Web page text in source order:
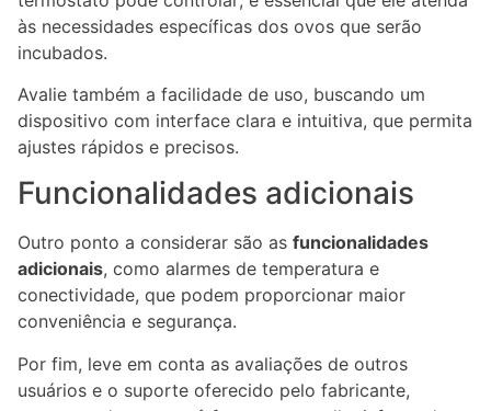
às necessidades específicas dos ovos que serão
incubados.
Avalie também a facilidade de uso, buscando um
dispositivo com interface clara e intuitiva, que permita
ajustes rápidos e precisos.
Funcionalidades adicionais
Outro ponto a considerar são as funcionalidades
adicionais, como alarmes de temperatura e
conectividade, que podem proporcionar maior
conveniência e segurança.
Por fim, leve em conta as avaliações de outros
usuários e o suporte oferecido pelo fabricante,